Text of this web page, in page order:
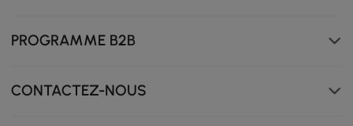
PROGRAMME B2B
CONTACTEZ-NOUS